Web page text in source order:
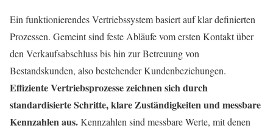
Ein funktionierendes Vertriebssystem basiert auf klar definierten
Prozessen. Gemeint sind feste Abläufe vom ersten Kontakt über
den Verkaufsabschluss bis hin zur Betreuung von
Bestandskunden, also bestehender Kundenbeziehungen.
Effiziente Vertriebsprozesse zeichnen sich durch
standardisierte Schritte, klare Zuständigkeiten und messbare
Kennzahlen aus.Kennzahlen sind messbare Werte, mit denen